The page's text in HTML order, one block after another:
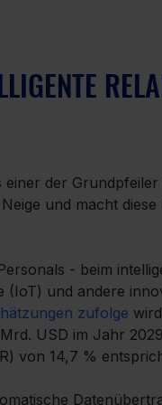
der
und macht
- beim
und andere
zufolge
USD im Jahr
von 14,7 %